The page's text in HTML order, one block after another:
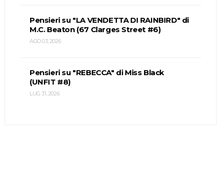
Pensieri su "LA VENDETTA DI RAINBIRD" di
M.C. Beaton (67 Clarges Street #6)
AGO 03, 2026
Pensieri su "REBECCA" di Miss Black
(UNFIT #8)
LUG 31, 2026